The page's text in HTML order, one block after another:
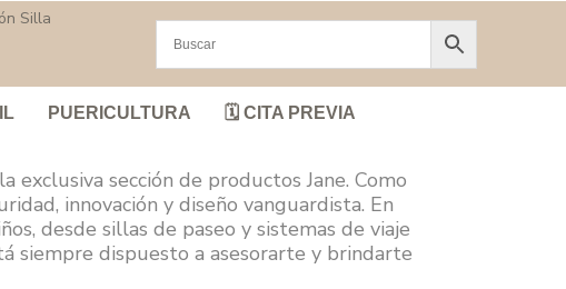
Silla
PUERICULTURA
🗓️ CITA PREVIA
exclusiva sección de productos Jane. Como
innovación y diseño vanguardista. En
desde sillas de paseo y sistemas de viaje
siempre dispuesto a asesorarte y brindarte